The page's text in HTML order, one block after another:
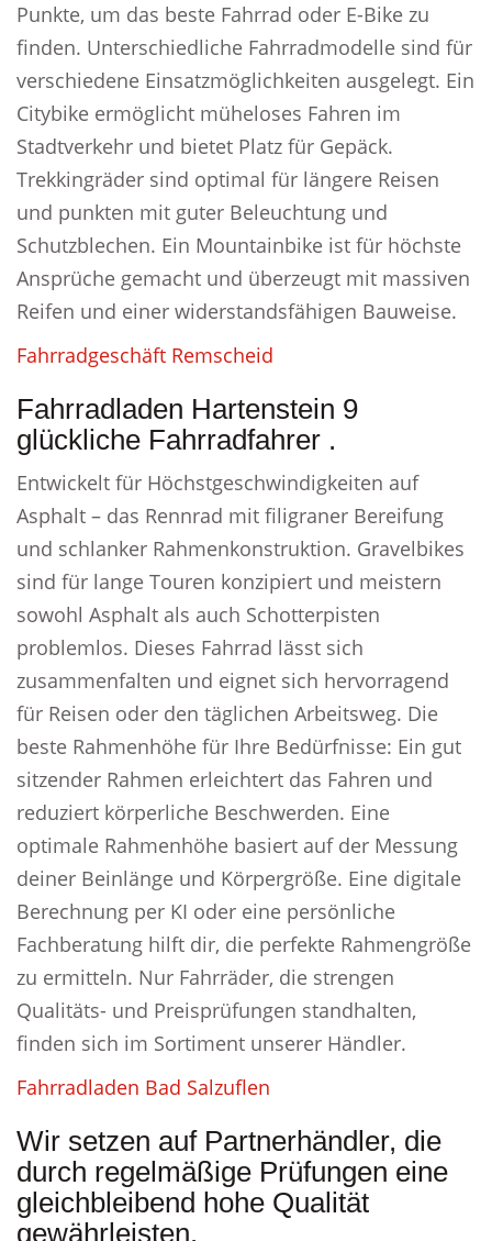
Punkte, um das beste Fahrrad oder E-Bike zu
finden. Unterschiedliche Fahrradmodelle sind für
verschiedene Einsatzmöglichkeiten ausgelegt. Ein
Citybike ermöglicht müheloses Fahren im
Stadtverkehr und bietet Platz für Gepäck.
Trekkingräder sind optimal für längere Reisen
und punkten mit guter Beleuchtung und
Schutzblechen. Ein Mountainbike ist für höchste
Ansprüche gemacht und überzeugt mit massiven
Reifen und einer widerstandsfähigen Bauweise.
Fahrradgeschäft Remscheid
Fahrradladen Hartenstein 9
glückliche Fahrradfahrer .
Entwickelt für Höchstgeschwindigkeiten auf
Asphalt – das Rennrad mit filigraner Bereifung
und schlanker Rahmenkonstruktion. Gravelbikes
sind für lange Touren konzipiert und meistern
sowohl Asphalt als auch Schotterpisten
problemlos. Dieses Fahrrad lässt sich
zusammenfalten und eignet sich hervorragend
für Reisen oder den täglichen Arbeitsweg. Die
beste Rahmenhöhe für Ihre Bedürfnisse: Ein gut
sitzender Rahmen erleichtert das Fahren und
reduziert körperliche Beschwerden. Eine
optimale Rahmenhöhe basiert auf der Messung
deiner Beinlänge und Körpergröße. Eine digitale
Berechnung per KI oder eine persönliche
Fachberatung hilft dir, die perfekte Rahmengröße
zu ermitteln. Nur Fahrräder, die strengen
Qualitäts- und Preisprüfungen standhalten,
finden sich im Sortiment unserer Händler.
Fahrradladen Bad Salzuflen
Wir setzen auf Partnerhändler, die
durch regelmäßige Prüfungen eine
gleichbleibend hohe Qualität
gewährleisten.